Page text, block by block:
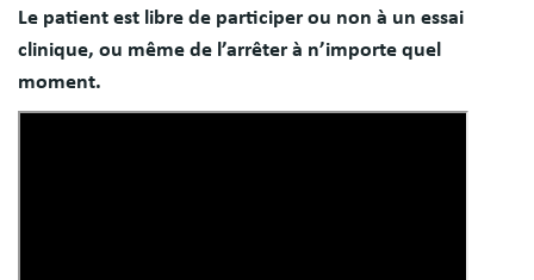
Le patient est libre de participer ou non à un essai
clinique, ou même de l’arrêter à n’importe quel
moment.